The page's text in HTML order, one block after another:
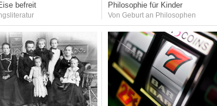
befreit Philosophie für Kinder
Von Geburt an Philosophen